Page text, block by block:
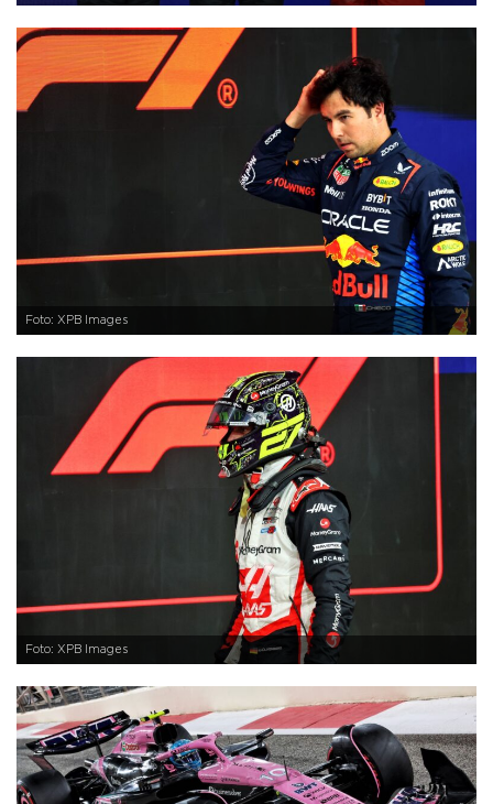
Foto: XPB Images
Foto: XPB Images